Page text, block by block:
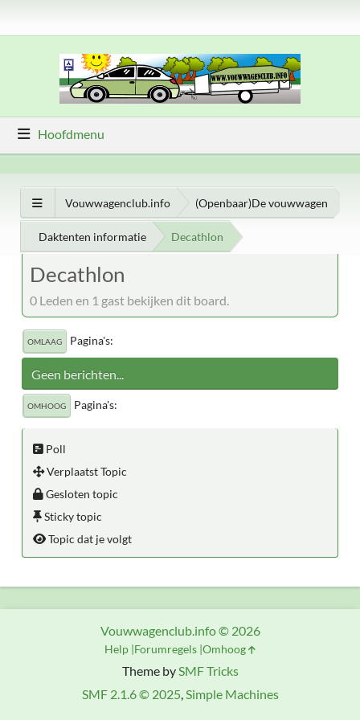
Hoofdmenu
Vouwwagenclub.info (Openbaar)De vouwwagen
Daktenten informatie Decathlon
Decathlon
0 Leden en 1 gast bekijken dit board.
OMLAAG Pagina's
Geen berichten...
OMHOOG Pagina's
Poll
Verplaatst Topic
Gesloten topic
Sticky topic
Topic dat je volgt
Theme bySMF Tricks
SMF 2.1.6 © 2025,Simple Machines
Vouwwagenclub.info © 2026
Help Forumregels Omhoog